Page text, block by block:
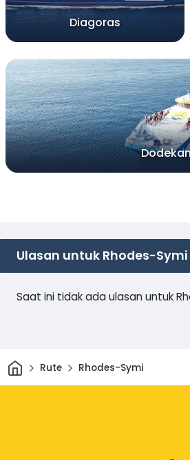
Diagoras
Ulasan untuk Rhodes-Symi
Saat ini tidak ada ulasan untuk
Rumah
Rute Rhodes-Symi